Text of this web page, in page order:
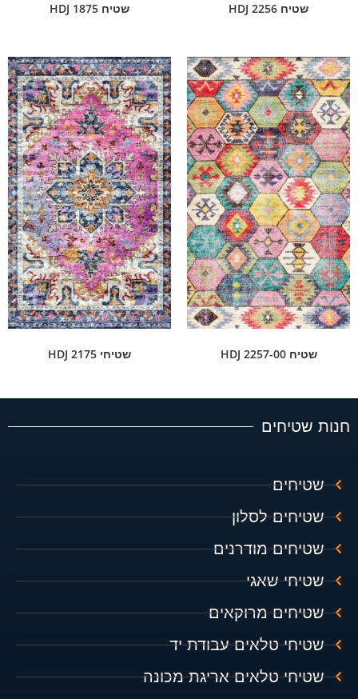
שטיח HDJ 2256 שטיח HDJ 1875
שטיח HDJ 2257-00 שטיחי HDJ 2175
חנות שטיחים
שטיחים
שטיחים לסלון
שטיחים מודרנים
שטיחי שאגי
שטיחים מרוקאים
שטיחי טלאים עבודת יד
שטיחי טלאים אריגת מכונה